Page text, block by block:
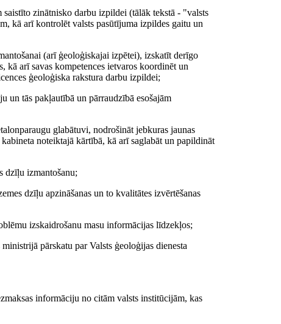
zinātnisko darbu izpildei (tālāk tekstā - "valsts
kā arī kontrolēt valsts pasūtījuma izpildes gaitu un
(arī ģeoloģiskajai izpētei), izskatīt derīgo
kā arī savas kompetences ietvaros koordinēt un
ģeoloģiska rakstura darbu izpildei;
un tās pakļautībā un pārraudzībā esošajām
glabātuvi, nodrošināt jebkuras jaunas
noteiktajā kārtībā, kā arī saglabāt un papildināt
dzīļu izmantošanu;
dzīļu apzināšanas un to kvalitātes izvērtēšanas
izskaidrošanu masu informācijas līdzekļos;
pārskatu par Valsts ģeoloģijas dienesta
informāciju no citām valsts institūcijām, kas